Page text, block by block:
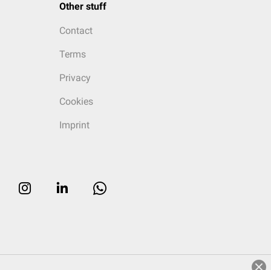
Other stuff
Contact
Terms
Privacy
Cookies
Imprint